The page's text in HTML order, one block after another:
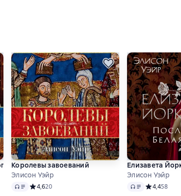
двора
28 оценок
Королевы завоеваний
Элисон Уэйр
Audio Средний рейтинг 4,6 на основе 20 оценок
4,620
Елизавета
Элисон Уэйр
Audio Средний
4,458